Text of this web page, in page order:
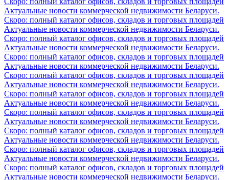
Актуальные новости коммерческой недвижимости Беларуси.
Скоро: полный каталог офисов, складов и торговых площадей
Актуальные новости коммерческой недвижимости Беларуси.
Скоро: полный каталог офисов, складов и торговых площадей
Актуальные новости коммерческой недвижимости Беларуси.
Скоро: полный каталог офисов, складов и торговых площадей
Актуальные новости коммерческой недвижимости Беларуси.
Скоро: полный каталог офисов, складов и торговых площадей
Актуальные новости коммерческой недвижимости Беларуси.
Скоро: полный каталог офисов, складов и торговых площадей
Актуальные новости коммерческой недвижимости Беларуси.
Скоро: полный каталог офисов, складов и торговых площадей
Актуальные новости коммерческой недвижимости Беларуси.
Скоро: полный каталог офисов, складов и торговых площадей
Актуальные новости коммерческой недвижимости Беларуси.
Скоро: полный каталог офисов, складов и торговых площадей
Актуальные новости коммерческой недвижимости Беларуси.
Скоро: полный каталог офисов, складов и торговых площадей
Актуальные новости коммерческой недвижимости Беларуси.